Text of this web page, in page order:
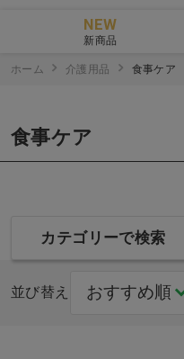
NEW
新商品
ホーム 介護用品 食事ケア
食事ケア
カテゴリーで検索
並び替え